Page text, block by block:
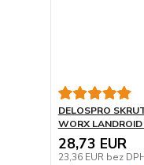
DELOSPRO
WORX LANDROID
28,73 EUR
23,36 EUR bez